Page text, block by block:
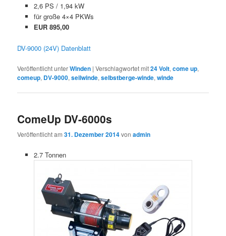
2,6 PS / 1,94 kW
für große 4×4 PKWs
EUR 895,00
DV-9000 (24V) Datenblatt
Veröffentlicht unterWinden |Verschlagwortet mit24 Volt,come up,
comeup, DV-9000,seilwinde,selbstberge-winde,winde
ComeUp DV-6000s
Veröffentlicht am31. Dezember 2014vonadmin
2.7 Tonnen